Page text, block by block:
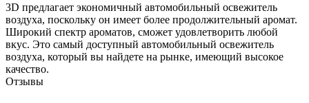
3D предлагает экономичный автомобильный освежитель
воздуха, поскольку он имеет более продолжительный аромат.
Широкий спектр ароматов, сможет удовлетворить любой
вкус. Это самый доступный автомобильный освежитель
воздуха, который вы найдете на рынке, имеющий высокое
качество.
Отзывы